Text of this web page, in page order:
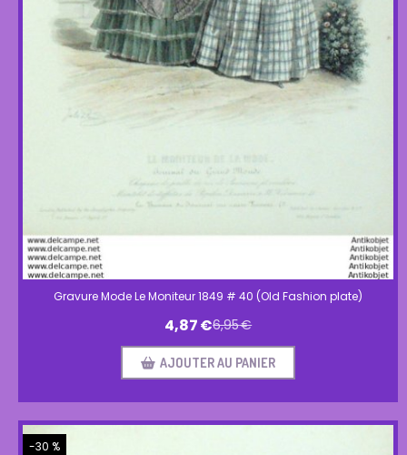
Gravure Mode Le Moniteur 1849 # 40 (Old Fashion plate)
4,87€6,95€
AJOUTER AU PANIER
-30 %